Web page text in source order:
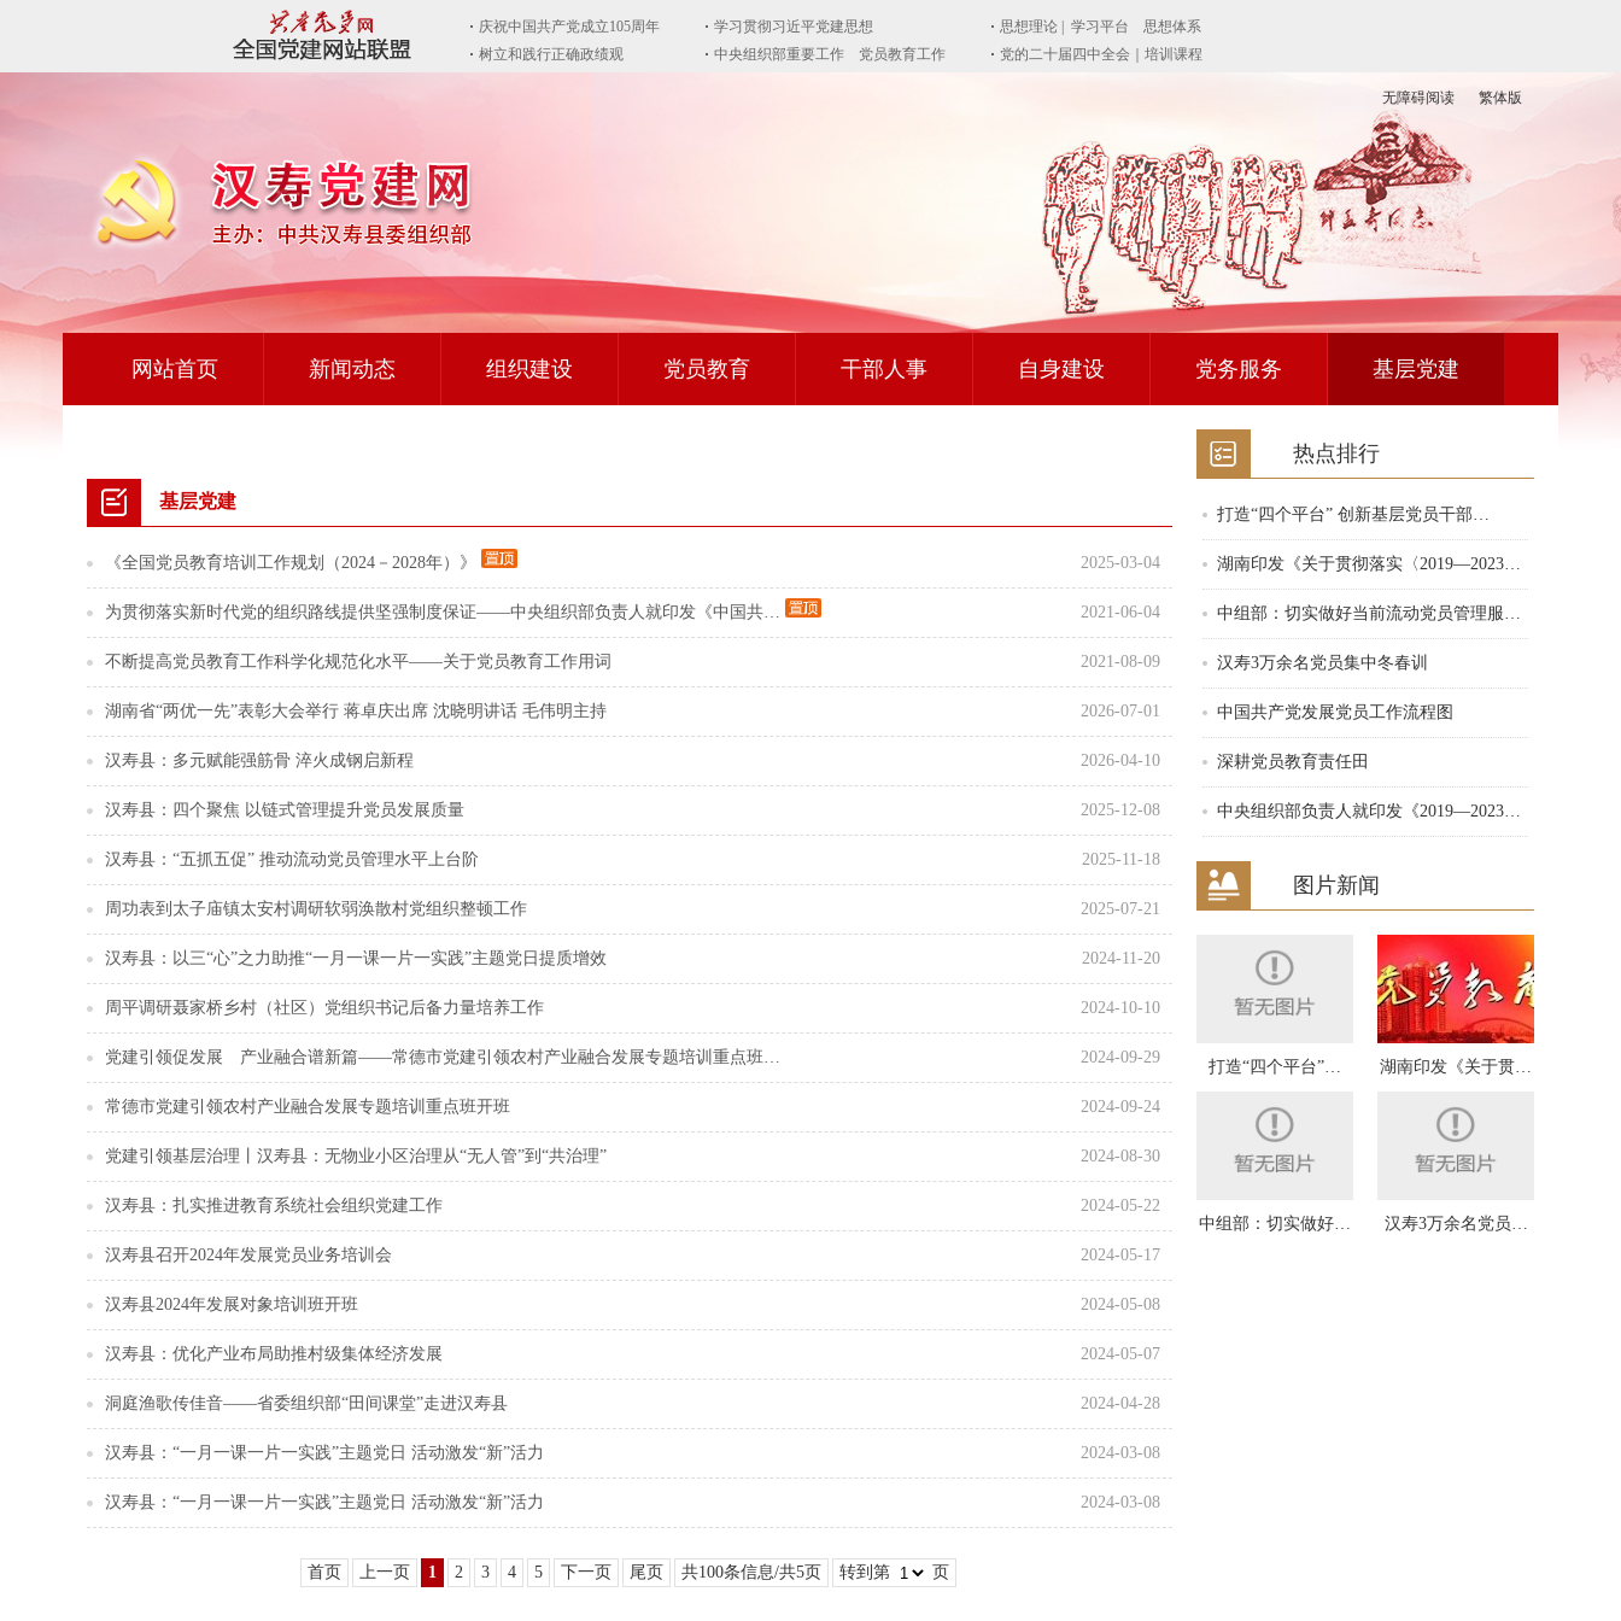
无障碍阅读 繁体版
网站首页 新闻动态 组织建设 党员教育 干部人事 自身建设 党务服务 基层党建
热点排行
打造“四个平台” 创新基层党员干部…
湖南印发《关于贯彻落实〈2019—2023…
中组部：切实做好当前流动党员管理服…
汉寿3万余名党员集中冬春训
中国共产党发展党员工作流程图
深耕党员教育责任田
中央组织部负责人就印发《2019—2023…
图片新闻
打造“四个平台”… 湖南印发《关于贯…
中组部：切实做好… 汉寿3万余名党员…
基层党建
2025-03-04
《全国党员教育培训工作规划（2024－2028年）》
2021-06-04
为贯彻落实新时代党的组织路线提供坚强制度保证——中央组织部负责人就印发《中国共…
2021-08-09
不断提高党员教育工作科学化规范化水平——关于党员教育工作用词
2026-07-01
湖南省“两优一先”表彰大会举行 蒋卓庆出席 沈晓明讲话 毛伟明主持
2026-04-10
汉寿县：多元赋能强筋骨 淬火成钢启新程
2025-12-08
汉寿县：四个聚焦 以链式管理提升党员发展质量
2025-11-18
汉寿县：“五抓五促” 推动流动党员管理水平上台阶
2025-07-21
周功表到太子庙镇太安村调研软弱涣散村党组织整顿工作
2024-11-20
汉寿县：以三“心”之力助推“一月一课一片一实践”主题党日提质增效
2024-10-10
周平调研聂家桥乡村（社区）党组织书记后备力量培养工作
2024-09-29
党建引领促发展 产业融合谱新篇——常德市党建引领农村产业融合发展专题培训重点班…
2024-09-24
常德市党建引领农村产业融合发展专题培训重点班开班
2024-08-30
党建引领基层治理丨汉寿县：无物业小区治理从“无人管”到“共治理”
2024-05-22
汉寿县：扎实推进教育系统社会组织党建工作
2024-05-17
汉寿县召开2024年发展党员业务培训会
2024-05-08
汉寿县2024年发展对象培训班开班
2024-05-07
汉寿县：优化产业布局助推村级集体经济发展
2024-04-28
洞庭渔歌传佳音——省委组织部“田间课堂”走进汉寿县
2024-03-08
汉寿县：“一月一课一片一实践”主题党日 活动激发“新”活力
2024-03-08
汉寿县：“一月一课一片一实践”主题党日 活动激发“新”活力
首页 上一页 1 2 3 4 5 下一页 尾页 共100条信息/共5页 转到第 页